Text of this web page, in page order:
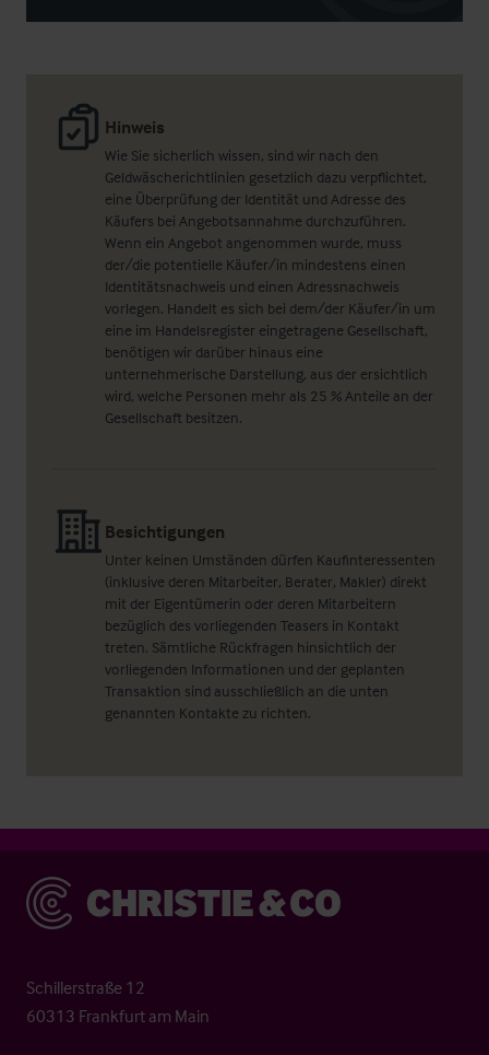
Hinweis
Wie Sie sicherlich wissen, sind wir nach den
Geldwäscherichtlinien gesetzlich dazu verpflichtet,
eine Überprüfung der Identität und Adresse des
Käufers bei Angebotsannahme durchzuführen.
Wenn ein Angebot angenommen wurde, muss
der/die potentielle Käufer/in mindestens einen
Identitätsnachweis und einen Adressnachweis
vorlegen. Handelt es sich bei dem/der Käufer/in um
eine im Handelsregister eingetragene Gesellschaft,
benötigen wir darüber hinaus eine
unternehmerische Darstellung, aus der ersichtlich
wird, welche Personen mehr als 25 % Anteile an der
Gesellschaft besitzen.
Besichtigungen
Unter keinen Umständen dürfen Kaufinteressenten
(inklusive deren Mitarbeiter, Berater, Makler) direkt
mit der Eigentümerin oder deren Mitarbeitern
bezüglich des vorliegenden Teasers in Kontakt
treten. Sämtliche Rückfragen hinsichtlich der
vorliegenden Informationen und der geplanten
Transaktion sind ausschließlich an die unten
genannten Kontakte zu richten.
Christie & Co
Schillerstraße 12
60313 Frankfurt am Main